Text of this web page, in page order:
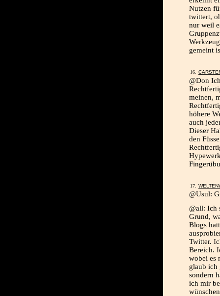
Nutzen
twittert,
nur weil
gemeint
@Don
meinen,
höhere
auch
Dieser
den
@Usul:
@all: Ich
Grund,
Blogs
Twitter.
Bereich.
wobei es
glaub ich
sondern
ich mir